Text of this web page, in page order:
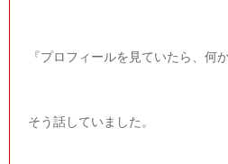
『プロフィールを見ていたら、何
そう話していました。